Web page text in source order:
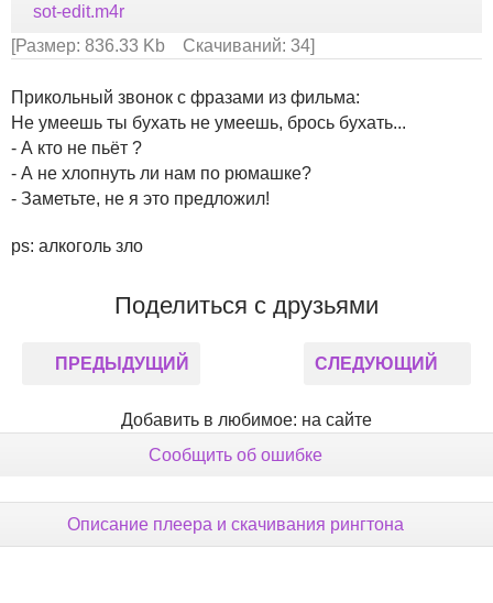
sot-edit.m4r
[Размер: 836.33 Kb Скачиваний: 34]
Прикольный звонок с фразами из фильма:
Не умеешь ты бухать не умеешь, брось бухать...
- А кто не пьёт ?
- А не хлопнуть ли нам по рюмашке?
- Заметьте, не я это предложил!
ps: алкоголь зло
Поделиться с друзьями
ПРЕДЫДУЩИЙ СЛЕДУЮЩИЙ
Добавить в любимое: на сайте
Сообщить об ошибке
Описание плеера и скачивания рингтона